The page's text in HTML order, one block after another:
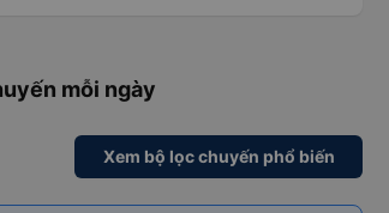
mỗi ngày
Xem bộ lọc chuyến phổ biến